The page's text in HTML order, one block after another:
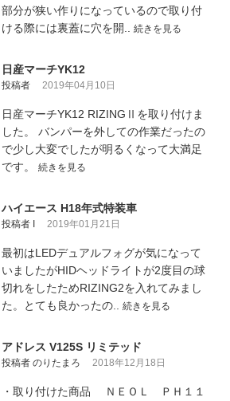
部分が狭い作りになっているので取り付
ける際には裏蓋に穴を開.. 続きを見る
日産マーチYK12
投稿者 2019年04月10日
日産マーチYK12 RIZINGⅡを取り付けま
した。 バンパーを外しての作業だったの
で少し大変でしたが明るくなって大満足
です。 続きを見る
ハイエース H18年式特装車
投稿者 I 2019年01月21日
最初はLEDデュアルフォグが気になって
いましたがHIDヘッドライトが2度目の球
切れをしたためRIZING2を入れてみまし
た。とても良かったの.. 続きを見る
アドレス V125S リミテッド
投稿者 のりたまろ 2018年12月18日
・取り付けた商品 ＮＥＯＬ ＰＨ１１